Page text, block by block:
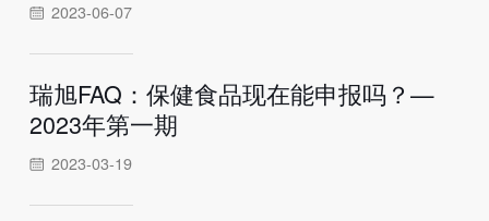
2023-06-07
瑞旭FAQ：保健食品现在能申报吗？—
2023年第一期
2023-03-19